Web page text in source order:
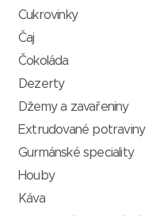
Cukrovinky
Čaj
Čokoláda
Dezerty
Džemy a zavařeniny
Extrudované potraviny
Gurmánské speciality
Houby
Káva